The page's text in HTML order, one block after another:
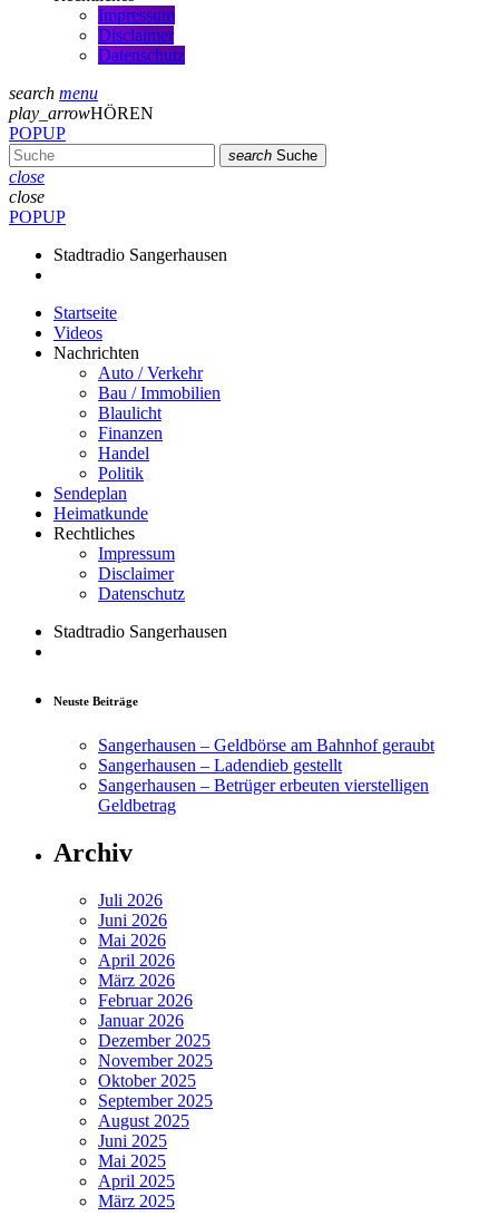
Impressum
Disclaimer
Datenschutz
search menu
play_arrowHÖREN
POPUP
search Suche
close
close
POPUP
Stadtradio Sangerhausen
Startseite
Videos
Nachrichten
Auto / Verkehr
Bau / Immobilien
Blaulicht
Finanzen
Handel
Politik
Sendeplan
Heimatkunde
Rechtliches
Impressum
Disclaimer
Datenschutz
Stadtradio Sangerhausen
Neuste Beiträge
Sangerhausen – Geldbörse am Bahnhof geraubt
Sangerhausen – Ladendieb gestellt
Sangerhausen – Betrüger erbeuten vierstelligen
Geldbetrag
Archiv
Juli 2026
Juni 2026
Mai 2026
April 2026
März 2026
Februar 2026
Januar 2026
Dezember 2025
November 2025
Oktober 2025
September 2025
August 2025
Juni 2025
Mai 2025
April 2025
März 2025